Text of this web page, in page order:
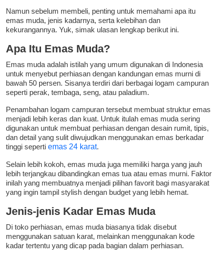
Namun sebelum membeli, penting untuk memahami apa itu
emas muda, jenis kadarnya, serta kelebihan dan
kekurangannya. Yuk, simak ulasan lengkap berikut ini.
Apa Itu Emas Muda?
Emas muda adalah istilah yang umum digunakan di Indonesia
untuk menyebut perhiasan dengan kandungan emas murni di
bawah 50 persen. Sisanya terdiri dari berbagai logam campuran
seperti perak, tembaga, seng, atau paladium.
Penambahan logam campuran tersebut membuat struktur emas
menjadi lebih keras dan kuat. Untuk itulah emas muda sering
digunakan untuk membuat perhiasan dengan desain rumit, tipis,
dan detail yang sulit diwujudkan menggunakan emas berkadar
tinggi seperti emas 24 karat.
Selain lebih kokoh, emas muda juga memiliki harga yang jauh
lebih terjangkau dibandingkan emas tua atau emas murni. Faktor
inilah yang membuatnya menjadi pilihan favorit bagi masyarakat
yang ingin tampil stylish dengan budget yang lebih hemat.
Jenis-jenis Kadar Emas Muda
Di toko perhiasan, emas muda biasanya tidak disebut
menggunakan satuan karat, melainkan menggunakan kode
kadar tertentu yang dicap pada bagian dalam perhiasan.